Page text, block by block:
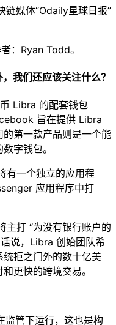
媒体“Odaily星球日报”
：Ryan Todd。
我们还应该关注什么？
Libra 的配套钱包
旨在提供 Libra
第一款产品则是一个能
字钱包。
有一个独立的应用程
应用程序中打
打 “为没有银行账户的
说，Libra 创始团队希
拒之门外的数十亿美
更快的跨境交易。
管下运行，这也是构